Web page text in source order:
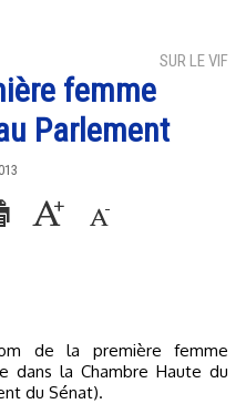
SUR LE VIF
femme
Parlement
dans la Chambre Haute du
du Sénat).